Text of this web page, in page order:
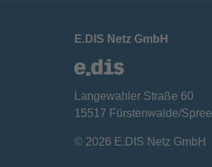
E.DIS Netz GmbH
Langewahler Straße 60
15517 Fürstenwalde/Spree
© 2026 E.DIS Netz GmbH